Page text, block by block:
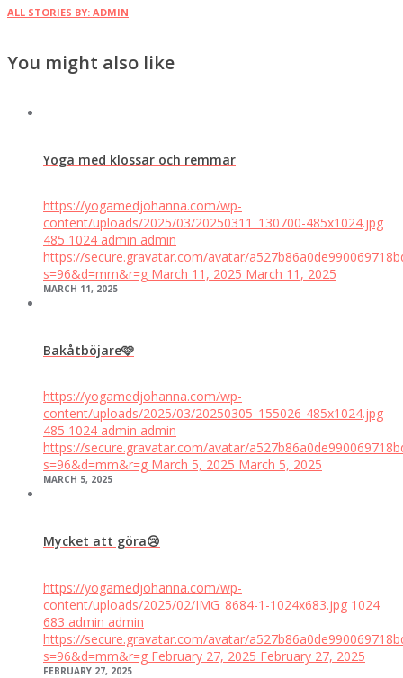
ALL STORIES BY: ADMIN
You might also like
Yoga med klossar och remmar
https://yogamedjohanna.com/wp-
content/uploads/2025/03/20250311_130700-485x1024.jpg
485 1024 admin admin
https://secure.gravatar.com/avatar/
s=96&d=mm&r=g March 11, 2025 March 11, 2025
MARCH 11, 2025
Bakåtböjare🩷
https://yogamedjohanna.com/wp-
content/uploads/2025/03/20250305_155026-485x1024.jpg
485 1024 admin admin
https://secure.gravatar.com/avatar/
s=96&d=mm&r=g March 5, 2025 March 5, 2025
MARCH 5, 2025
Mycket att göra😢
https://yogamedjohanna.com/wp-
content/uploads/2025/02/IMG_8684-1-1024x683.jpg 1024
683 admin admin
https://secure.gravatar.com/avatar/
s=96&d=mm&r=g February 27, 2025 February 27, 2025
FEBRUARY 27, 2025